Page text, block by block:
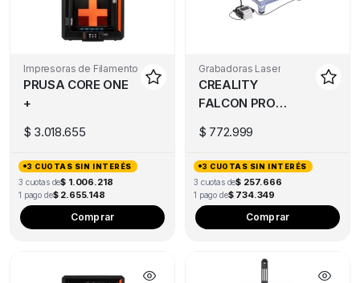
Impresoras de Filamento
PRUSA CORE ONE
+
$ 3.018.655
3 CUOTAS SIN INTERÉS
3 cuotas de$ 1.006.218
1 pago de$ 2.655.148
Comprar
Grabadoras Laser
CREALITY
FALCON PRO
$ 772.999
3 CUOTAS SIN INTERÉS
3 cuotas de$ 257.666
1 pago de$ 734.349
Comprar